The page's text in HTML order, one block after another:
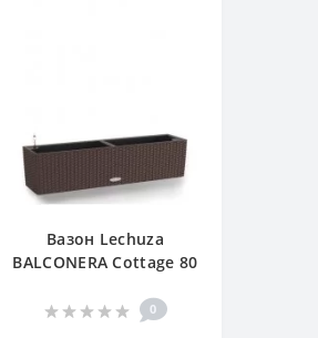
Вазон Lechuza
BALCONERA Cottage 80
0